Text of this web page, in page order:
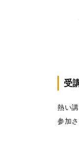
受
熱い
参加